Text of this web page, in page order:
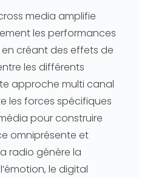
media amplifie
les performances
créant des effets de
les différents
approche multi canal
les forces spécifiques
pour construire
omniprésente et
radio génère la
le digital